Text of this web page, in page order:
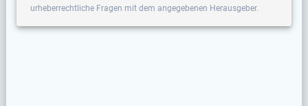
urheberrechtliche Fragen mit dem angegebenen Herausgeber.